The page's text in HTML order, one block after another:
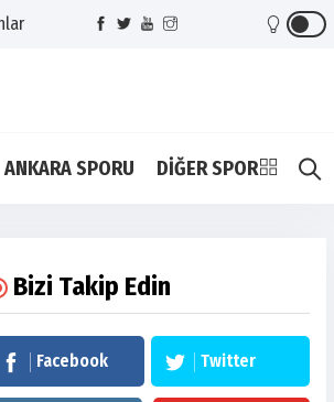
ANKARA SPORU DİĞER SPOR
Bizi Takip Edin
Facebook Twitter